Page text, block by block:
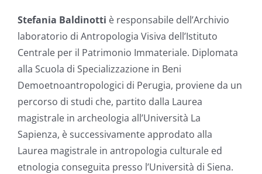
Stefania Baldinotti è responsabile dell’Archivio
laboratorio di Antropologia Visiva dell’Istituto
Centrale per il Patrimonio Immateriale. Diplomata
alla Scuola di Specializzazione in Beni
Demoetnoantropologici di Perugia, proviene da un
percorso di studi che, partito dalla Laurea
magistrale in archeologia all’Università La
Sapienza, è successivamente approdato alla
Laurea magistrale in antropologia culturale ed
etnologia conseguita presso l’Università di Siena.